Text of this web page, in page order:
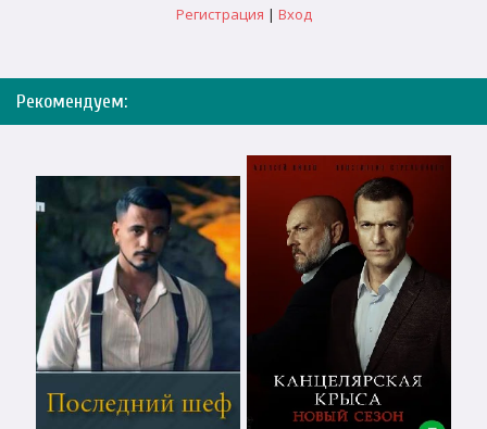
Регистрация | Вход
Рекомендуем: